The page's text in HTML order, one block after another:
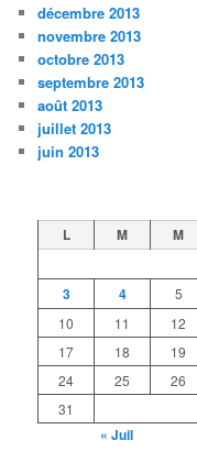
décembre 2013
novembre 2013
octobre 2013
septembre 2013
août 2013
juillet 2013
juin 2013
L M M
3
4 5
10
11 12
17
18 19
24
25 26
31
« Juil